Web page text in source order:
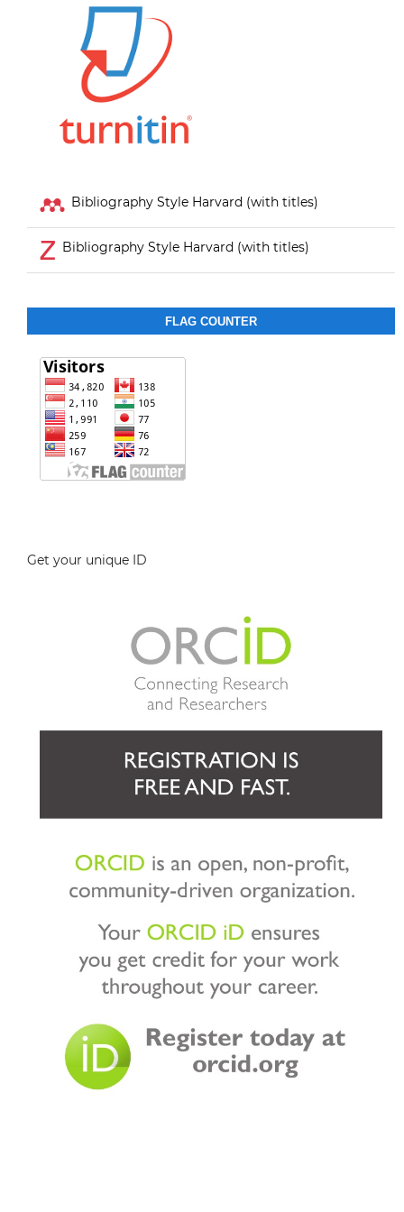
Bibliography Style Harvard (with titles)
Bibliography Style Harvard (with titles)
FLAG COUNTER
Get your unique ID